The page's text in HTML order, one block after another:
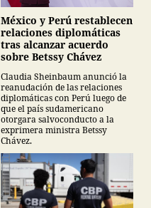
México y Perú restablecen
relaciones diplomáticas
tras alcanzar acuerdo
sobre Betssy Chávez
Claudia Sheinbaum anunció la
reanudación de las relaciones
diplomáticas con Perú luego de
que el país sudamericano
otorgara salvoconducto a la
exprimera ministra Betssy
Chávez.